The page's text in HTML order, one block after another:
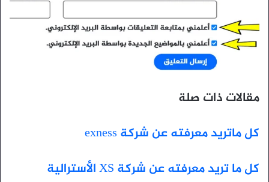
مقالات ذات صلة
كل ماتريد معرفته عن شركة exness
كل ما تريد معرفته عن شركة XS الأسترالية